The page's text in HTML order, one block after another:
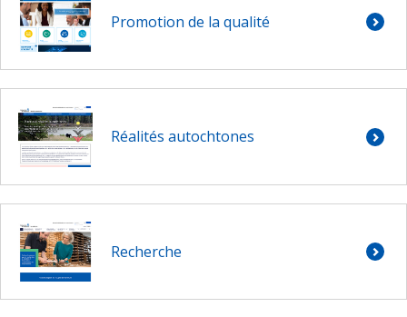
Promotion de la qualité
Réalités autochtones
Recherche